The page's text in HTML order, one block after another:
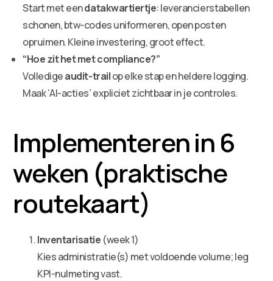
Start met eendatakwartiertje: leverancierstabellen
schonen, btw-codes uniformeren, open posten
opruimen. Kleine investering, groot effect.
“Hoe zit het met compliance?”
Volledigeaudit-trailop elke stap en heldere logging.
Maak ‘AI-acties’ expliciet zichtbaar in je controles.
Implementeren in 6
weken (praktische
routekaart)
Inventarisatie (week 1)
Kies administratie(s) met voldoende volume; leg
KPI-nulmeting vast.